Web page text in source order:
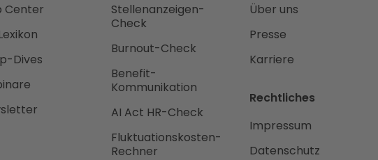
Center
Dives
Stellenanzeigen-
Check
Burnout-Check
Benefit-
Kommunikation
AI Act HR-Check
Fluktuationskosten-
Rechner
Über uns
Presse
Karriere
Rechtliches
Impressum
Datenschutz